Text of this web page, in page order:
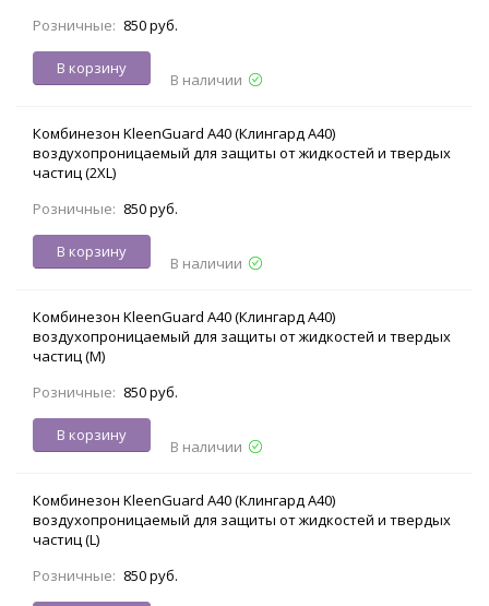
Розничные: 850 руб.
В корзину
В наличии
Комбинезон KleenGuard A40 (Клингард А40)
воздухопроницаемый для защиты от жидкостей и твердых
частиц (2XL)
Розничные: 850 руб.
В корзину
В наличии
Комбинезон KleenGuard A40 (Клингард А40)
воздухопроницаемый для защиты от жидкостей и твердых
частиц (M)
Розничные: 850 руб.
В корзину
В наличии
Комбинезон KleenGuard A40 (Клингард А40)
воздухопроницаемый для защиты от жидкостей и твердых
частиц (L)
Розничные: 850 руб.